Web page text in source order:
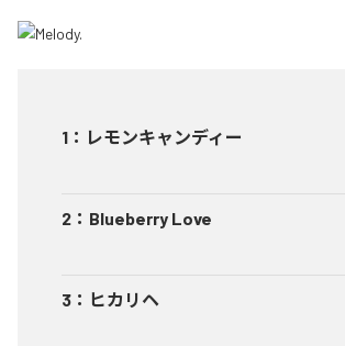
1 ： レモンキャンディー
2 ： Blueberry Love
3 ： ヒカリヘ